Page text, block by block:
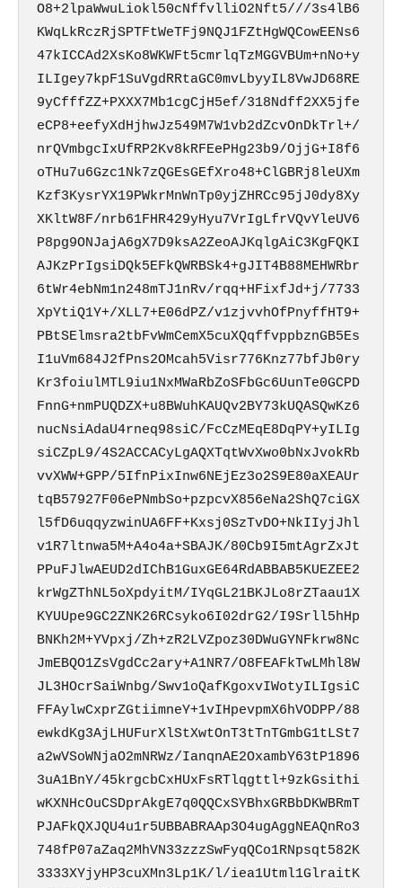
O8+2lpaWwuLiokl50cNffvlliO2Nft5///3s4lB6
KWqLkRczRjSPTFtWeTFj9NQJ1FZtHgWQCowEENs6
47kICCAd2XsKo8WKWFt5cmrlqTzMGGVBUm+nNo+y
ILIgey7kpF1SuVgdRRtaGC0mvLbyyIL8VwJD68RE
9yCfffZZ+PXXX7Mb1cgCjH5ef/318Ndff2XX5jfe
eCP8+eefyXdHjhwJz549M7W1vb2dZcvOnDkTrl+/
nrQVmbgcIxUfRP2Kv8kRFEePHg23b9/OjjG+I8f6
oTHu7u6Gzc1Nk7zQGEsGEfXro48+ClGBRj8leUXm
Kzf3KysrYX19PWkrMnWnTp0yjZHRCc95jJ0dy8Xy
XKltW8F/nrb61FHR429yHyu7VrIgLfrVQvYleUV6
P8pg9ONJajA6gX7D9ksA2ZeoAJKqlgAiC3KgFQKI
AJKzPrIgsiDQk5EFkQWRBSk4+gJIT4B88MEHWRbr
6tWr4ebNm1n248mTJ1nRv/rqq+HFixfJd+j/7733
XpYtiQ1Y+/XLL7+E06dPZ/v1zjvvhOfPnyffHT9+
PBtSElmsra2tbFvWmCemX5cuXQqffvppbznGB5Es
I1uVm684J2fPns2OMcah5Visr776Knz77bfJb0ry
Kr3foiulMTL9iu1NxMWaRbZoSFbGc6UunTe0GCPD
FnnG+nmPUQDZX+u8BWuhKAUQv2BY73kUQASQwKz6
nucNsiAdaU4rneq98siC/FcCzMEqE8DqPY+yILIg
siCZpL9/4S2ACCACyLgAQXTqtWvXwo0bNxJvokRb
vvXWW+GPP/5IfnPixInw6NEjEz3o2S9E80aXEAUr
tqB57927F06ePNmbSo+pzpcvX856eNa2ShQ7ciGX
l5fD6uqqyzwinUA6FF+Kxsj0SzTvDO+NkIIyjJhl
v1R7ltnwa5M+A4o4a+SBAJK/80Cb9I5mtAgrZxJt
PPuFJlwAEUD2dIChB1GuxGE64RdABBAB5KUEZEE2
krWgZThNL5oXpdyitM/IYqGL21BKJLo8rZTaau1X
KYUUpe9GC2ZNK26RCsyko6I02drG2/I9Srll5hHp
BNKh2M+YVpxj/Zh+zR2LVZpoz30DWuGYNFkrw8Nc
JmEBQO1ZsVgdCc2ary+A1NR7/O8FEAFkTwLMhl8W
JL3HOcrSaiWnbg/Swv1oQafKgoxvIWotyILIgsiC
FFAylwCxprZGtiimneY+1vIHpevpmX6hVODPP/88
ewkdKg3AjLHUFurXlStXwtOnT3tTnTGmbG1tLSt7
a2wVSoWNjaO2mNRWz/IanqnAE2OxambY63tP1896
3uA1BnY/45krgcbCxHUxFsRTlqgttl+9zkGsithi
wKXNHcOuCSDprAkgE7q0QQCxSYBhxGRBbDKWBRmT
PJAFkQXJQU4u1r5UBBABRAAp3O4ugAggNEAQnRo3
748fP07aZaq2MhVN33zzzSwFyqQCo1RNpsqt582K
3333XYjyHP3cuXMn3Lp1K/l/iea1Utml1GlraitK